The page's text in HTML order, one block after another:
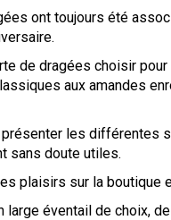
ont toujours été
de dragées choisir
aux amandes
les différentes
sans doute utiles.
plaisirs sur la boutique
large éventail de choix,